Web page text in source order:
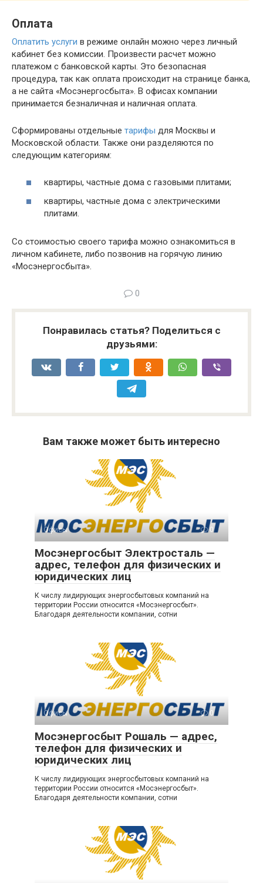
Оплата
Оплатить услуги в режиме онлайн можно через личный
кабинет без комиссии. Произвести расчет можно
платежом с банковской карты. Это безопасная
процедура, так как оплата происходит на странице банка,
а не сайта «Мосэнергосбыта». В офисах компании
принимается безналичная и наличная оплата.
Сформированы отдельные тарифы для Москвы и
Московской области. Также они разделяются по
следующим категориям:
квартиры, частные дома с газовыми плитами;
квартиры, частные дома с электрическими
плитами.
Со стоимостью своего тарифа можно ознакомиться в
личном кабинете, либо позвонив на горячую линию
«Мосэнергосбыта».
0
Понравилась статья? Поделиться с
друзьями:
Вам также может быть интересно
Офисы 0
Мосэнергосбыт Электросталь —
адрес, телефон для физических и
юридических лиц
К числу лидирующих энергосбытовых компаний на
территории России относится «Мосэнергосбыт».
Благодаря деятельности компании, сотни
Офисы 0
Мосэнергосбыт Рошаль — адрес,
телефон для физических и
юридических лиц
К числу лидирующих энергосбытовых компаний на
территории России относится «Мосэнергосбыт».
Благодаря деятельности компании, сотни